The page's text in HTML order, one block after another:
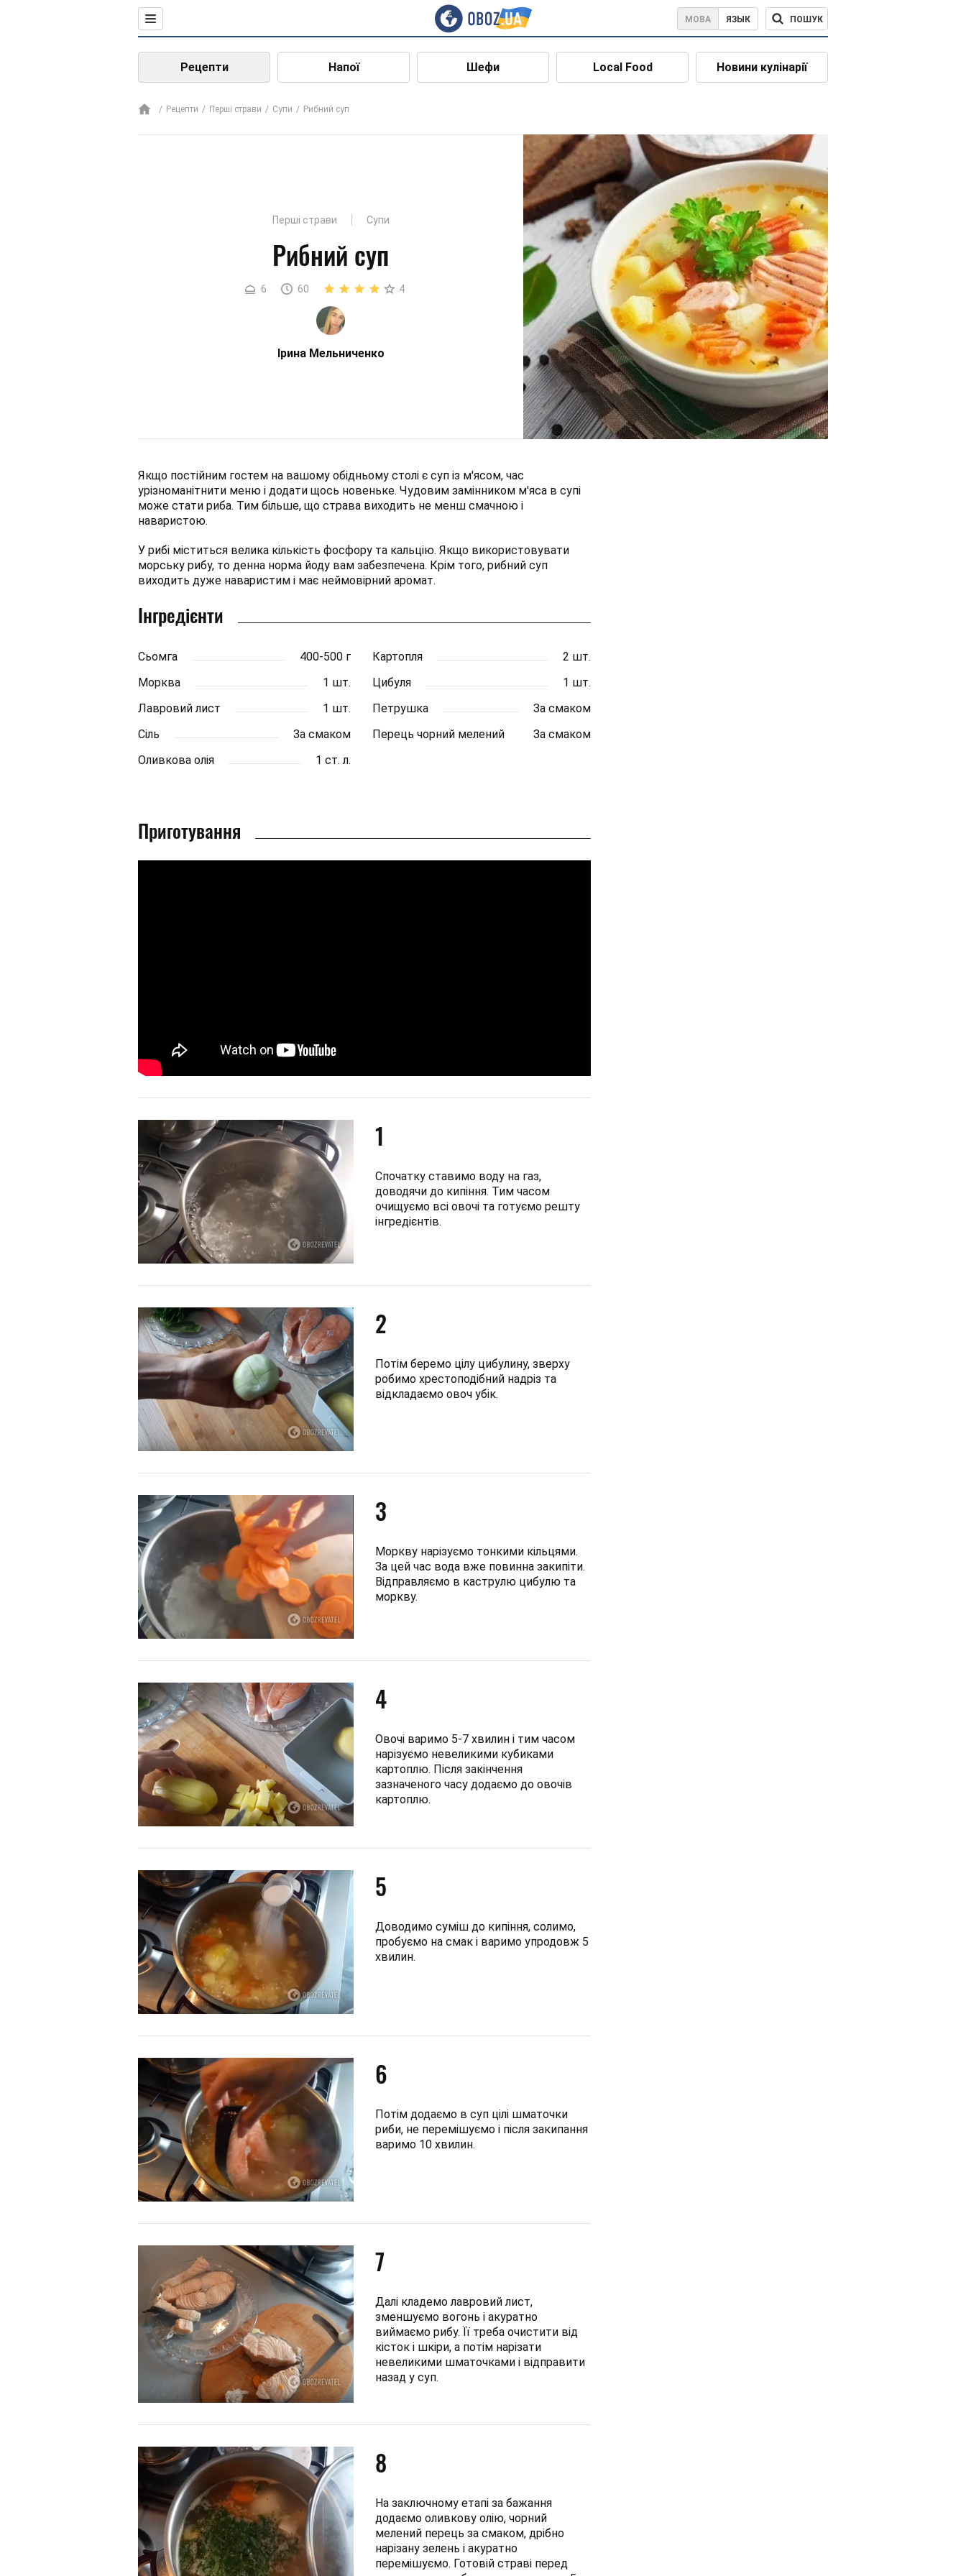
МОВА ЯЗЫК ПОШУК
Рецепти Напої Шефи Local Food Новини кулінарії
Рецепти Перші страви Супи Рибний суп
Перші страви Супи
Рибний суп
6 60 4
Ірина Мельниченко
Якщо постійним гостем на вашому обідньому столі є суп із м'ясом, час
урізноманітнити меню і додати щось новеньке. Чудовим замінником м'яса в супі
може стати риба. Тим більше, що страва виходить не менш смачною і
наваристою.
У рибі міститься велика кількість фосфору та кальцію. Якщо використовувати
морську рибу, то денна норма йоду вам забезпечена. Крім того, рибний суп
виходить дуже наваристим і має неймовірний аромат.
Інгредієнти
Сьомга 400-500 г Картопля
2 шт.
Морква
1 шт. Цибуля
1 шт.
Лавровий лист
1 шт. Петрушка
За смаком
Сіль
За смаком Перець чорний мелений
За смаком
Оливкова олія
1 ст. л.
Приготування
1
Спочатку ставимо воду на газ,
доводячи до кипіння. Тим часом
очищуємо всі овочі та готуємо решту
інгредієнтів.
2
Потім беремо цілу цибулину, зверху
робимо хрестоподібний надріз та
відкладаємо овоч убік.
3
Моркву нарізуємо тонкими кільцями.
За цей час вода вже повинна закипіти.
Відправляємо в каструлю цибулю та
моркву.
4
Овочі варимо 5-7 хвилин і тим часом
нарізуємо невеликими кубиками
картоплю. Після закінчення
зазначеного часу додаємо до овочів
картоплю.
5
Доводимо суміш до кипіння, солимо,
пробуємо на смак і варимо упродовж 5
хвилин.
6
Потім додаємо в суп цілі шматочки
риби, не перемішуємо і після закипання
варимо 10 хвилин.
7
Далі кладемо лавровий лист,
зменшуємо вогонь і акуратно
виймаємо рибу. Її треба очистити від
кісток і шкіри, а потім нарізати
невеликими шматочками і відправити
назад у суп.
8
На заключному етапі за бажання
додаємо оливкову олію, чорний
мелений перець за смаком, дрібно
нарізану зелень і акуратно
перемішуємо. Готовій страві перед